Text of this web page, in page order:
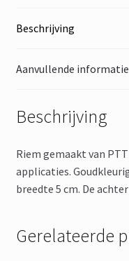
Beschrijving
Aanvullende informatie
Beschrijving
Riem gemaakt van
applicaties.
breedte 5 cm. De
Gerelateerde